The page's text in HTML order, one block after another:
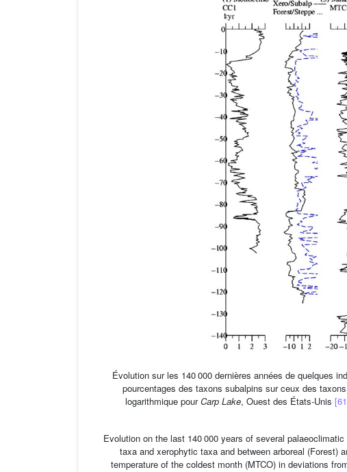
Évolution sur les 140 000 dernières années de quelques
pourcentages des taxons subalpins sur ceux des
logarithmique pourCarp Lake, Ouest des États-Unis
Evolution on the last 140 000 years of several
taxa and xerophytic taxa and between arboreal (Forest)
temperature of the coldest month (MTCO) in deviations